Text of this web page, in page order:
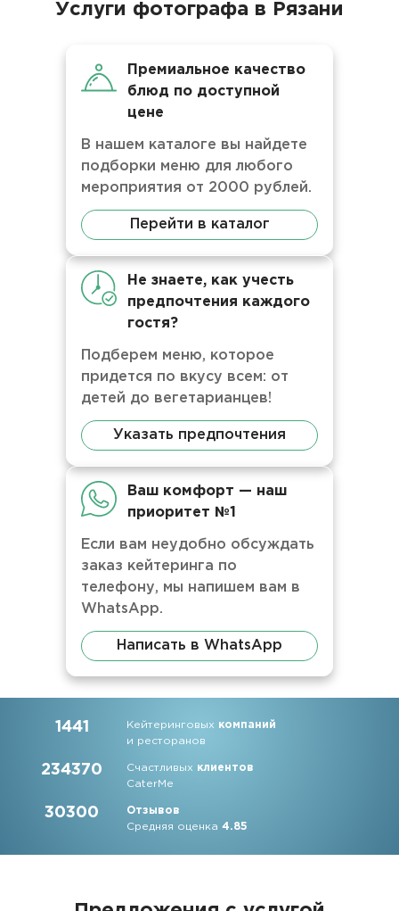
Услуги фотографа в Рязани
Премиальное качество
блюд по доступной
цене
В нашем каталоге вы найдете
подборки меню для любого
мероприятия от 2000 рублей.
Перейти в каталог
Не знаете, как учесть
предпочтения каждого
гостя?
Подберем меню, которое
придется по вкусу всем: от
детей до вегетарианцев!
Указать предпочтения
Ваш комфорт — наш
приоритет №1
Если вам неудобно обсуждать
заказ кейтеринга по
телефону, мы напишем вам в
WhatsApp.
Написать в WhatsApp
1441 Кейтеринговых компаний
и ресторанов
234370 Счастливых клиентов
CaterMe
30300
Отзывов
Средняя оценка4.85